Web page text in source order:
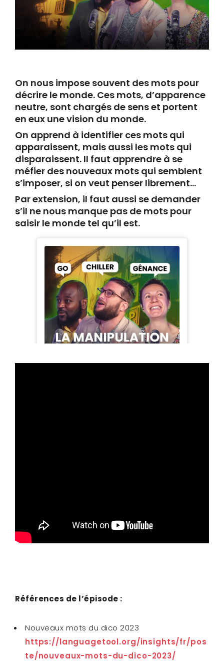
On nous impose souvent des mots pour
décrire le monde. Ces mots, d’apparence
neutre, sont chargés de sens et portent
en eux une vision du monde.
On apprend à identifier ces mots qui
apparaissent, mais aussi les mots qui
disparaissent. Il faut apprendre à se
méfier des nouveaux mots qui semblent
s’imposer, si on veut penser librement…
Par extension, il faut aussi se demander
s’il ne nous manque pas de mots pour
saisir le monde tel qu’il est.
Références de l’épisode :
Nouveaux mots du dico 2023
https://languagetool.org/insights/fr/pos
te/nouveaux-mots-du-dico-2023/